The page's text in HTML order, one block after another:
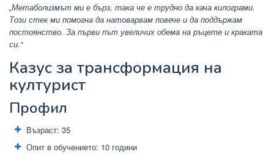
„Метаболизмът ми е бърз, така че е трудно да кача килограми.
Този стек ми помогна да натоварвам повече и да поддържам
постоянство. За първи път увеличих обема на ръцете и краката
си.“
Казус за трансформация на
културист
Профил
Възраст: 35
Опит в обучението: 10 години